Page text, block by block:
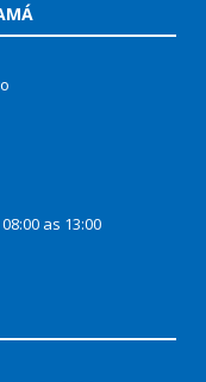
as 13:00